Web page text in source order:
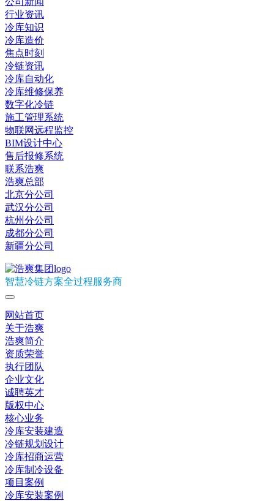
行业资讯
冷库知识
冷库造价
焦点时刻
冷链资讯
冷库自动化
冷库维修保养
数字化冷链
施工管理系统
物联网远程监控
BIM设计中心
售后报修系统
联系浩爽
浩爽总部
北京分公司
武汉分公司
杭州分公司
成都分公司
新疆分公司
智慧冷链方案全过程服务商
网站首页
关于浩爽
浩爽简介
资质荣誉
执行团队
企业文化
诚聘英才
版权中心
核心业务
冷库安装建造
冷链规划设计
冷库招商运营
冷库制冷设备
项目案例
冷库安装案例